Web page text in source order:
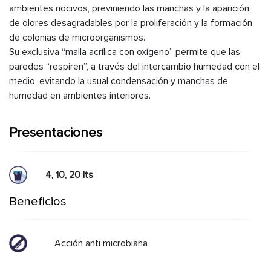
ambientes nocivos, previniendo las manchas y la aparición
de olores desagradables por la proliferación y la formación
de colonias de microorganismos.
Su exclusiva “malla acrílica con oxígeno” permite que las
paredes “respiren”, a través del intercambio humedad con el
medio, evitando la usual condensación y manchas de
humedad en ambientes interiores.
Presentaciones
4, 10, 20 lts
Beneficios
Acción anti microbiana